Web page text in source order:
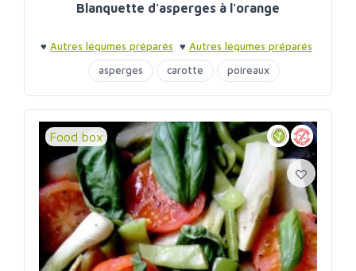
Blanquette d'asperges à l'orange
♥ Autres légumes préparés ♥ Autres légumes préparés
asperges
carotte poireaux
Food box